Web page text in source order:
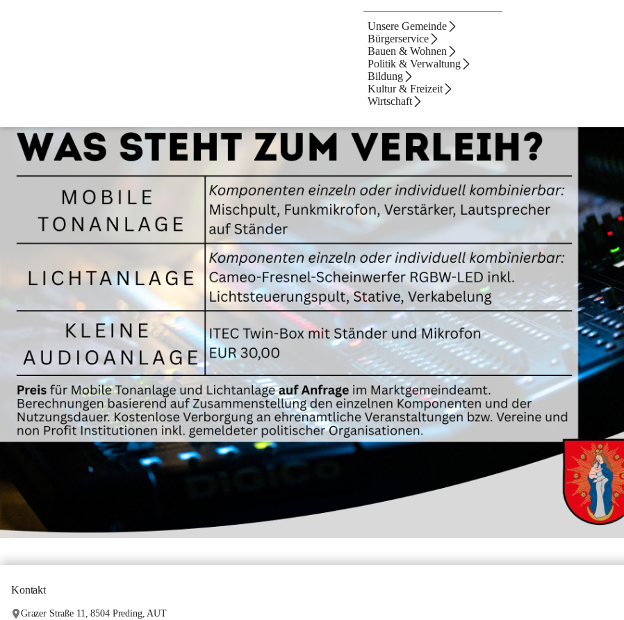
Unsere Gemeinde
Bürgerservice
Bauen & Wohnen
Politik & Verwaltung
Bildung
Kultur & Freizeit
Wirtschaft
Die Marktgemeinde Preding hat in eine umfassende Veranstaltungstechnik investiert. Ton- und Lichtanlagen stehen zum Verleih bereit. Egal ob
gde@preding.eu senden!
Kontakt
Grazer Straße 11, 8504 Preding, AUT